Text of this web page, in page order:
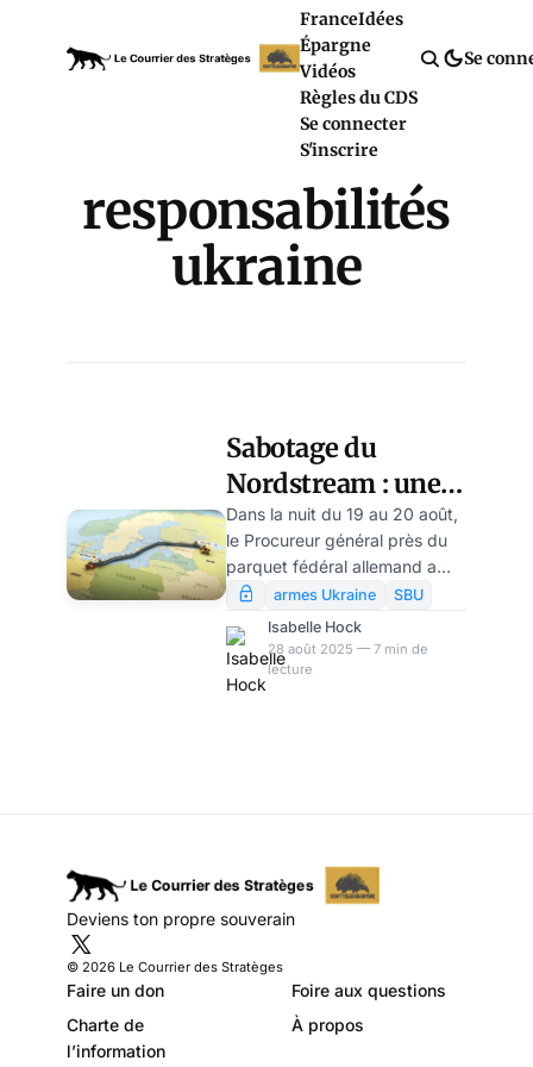
FranceIdées
Épargne
Vidéos
Règles du CDS
Se connecter
S'inscrire
Se
responsabilités
ukraine
Sabotage du
Nordstream : une
première
arrestation d’un
suspect ukrainien
en Italie
Dans la nuit du 19 au 20 août,
le Procureur général près du
parquet fédéral allemand a
fait arrêter le ressortissant
ukrainien Serhii K. dans la
province de Rimini (Italie) par
des agents de la caserne des
carabiniers de
en étroite collaboration avec le
service de coopération
policière internationale. Dans
la nuit du 19 au 20 août,
armes Ukraine
SBU
Isabelle Hock
28 août 2025 — 7 min de
lecture
Deviens ton propre souverain
© 2026 Le Courrier des Stratèges
Faire un don
Foire aux questions
Charte de
l’information
À propos